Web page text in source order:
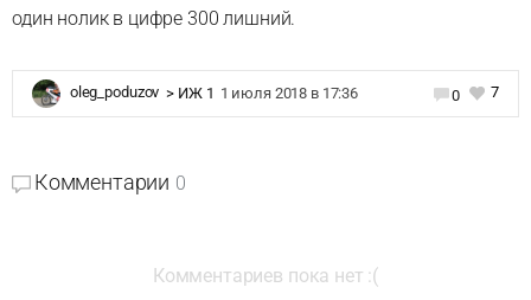
один нолик в цифре 300 лишний.
oleg_poduzov > ИЖ 1 1 июля 2018 в 17:36 0 7
Комментарии 0
Комментариев пока нет :(